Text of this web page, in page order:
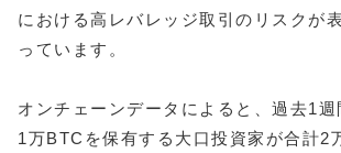
における高レバレッジ取引のリスクが
っています。
オンチェーンデータによると、過去1
1万BTCを保有する大口投資家が合計2